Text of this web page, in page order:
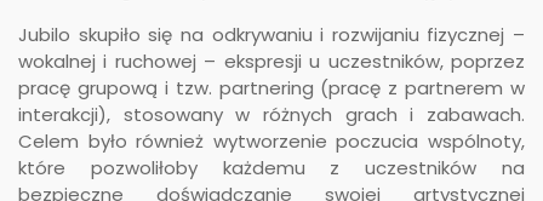
Jubilo skupiło się na odkrywaniu i rozwijaniu fizycznej –
wokalnej i ruchowej – ekspresji u uczestników, poprzez
pracę grupową i tzw. partnering (pracę z partnerem w
interakcji), stosowany w różnych grach i zabawach.
Celem było również wytworzenie poczucia wspólnoty,
które pozwoliłoby każdemu z uczestników na
bezpieczne doświadczanie swojej artystycznej